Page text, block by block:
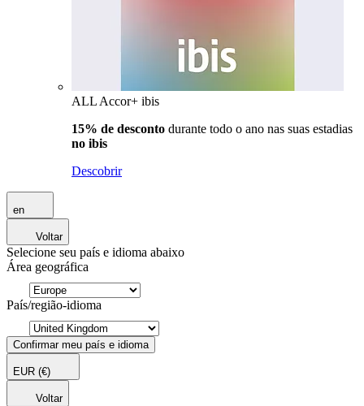
ALL Accor+ ibis
15% de desconto durante todo o ano nas suas estadias
no ibis
Descobrir
en
Voltar
Selecione seu país e idioma abaixo
Área geográfica
País/região-idioma
Confirmar meu país e idioma
EUR (€)
Voltar